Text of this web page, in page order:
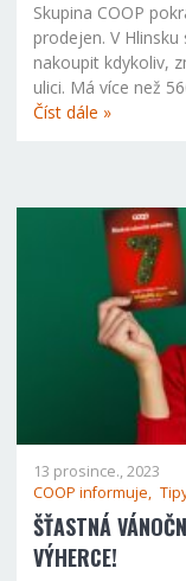
Skupina COOP
prodejen. V
nakoupit kdykoliv,
ulici. Má více než
Číst dále »
13 prosince., 2023
COOP informuje,
ŠŤASTNÁ
VÝHERCE!